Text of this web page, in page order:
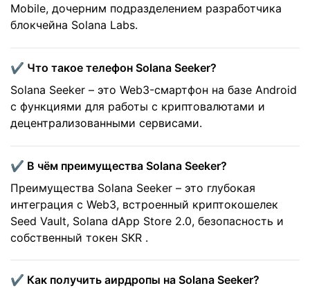
Mobile, дочерним подразделением разработчика
блокчейна Solana Labs.
✔️ Что такое телефон Solana Seeker?
Solana Seeker – это Web3-смартфон на базе Android
с функциями для работы с криптовалютами и
децентрализованными сервисами.
✔️ В чём преимущества Solana Seeker?
Преимущества Solana Seeker – это глубокая
интеграция с Web3, встроенный криптокошелек
Seed Vault, Solana dApp Store 2.0, безопасность и
собственный токен SKR .
✔️ Как получить аирдропы на Solana Seeker?